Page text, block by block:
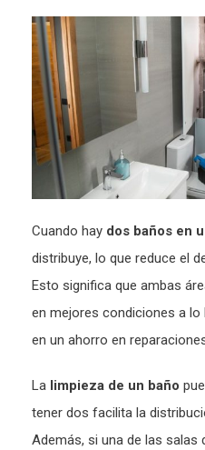
Cuando hay dos baños en
distribuye, lo que reduce el
Esto significa que ambas
en mejores condiciones a
en un ahorro en
La limpieza de un baño
tener dos facilita la
Además, si una de las salas